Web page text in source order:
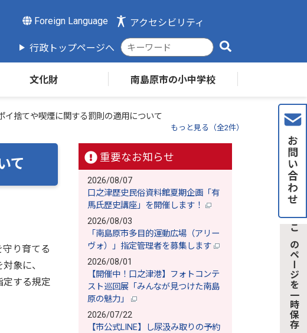
Foreign Language アクセシビリティ
行政トップページへ
検
索
ド
文化財 南島原市の小中学校
イ捨てや喫煙に関する罰則の適用について
もっと見る（全2件）
て
り育てる
象に、
定する規定
重要なお知らせ
2026/08/07
口之津歴史民俗資料館夏期企画「有
馬氏歴史講座」を開催します！
2026/08/03
「南島原市多目的運動広場（アリー
ヴォ）」指定管理者を募集します
2026/08/01
【開催中！口之津港】フォトコンテ
スト巡回展「みんなが見つけた南島
原の魅力」
2026/07/22
【市公式LINE】し尿汲み取りの予約
このページを一時保存